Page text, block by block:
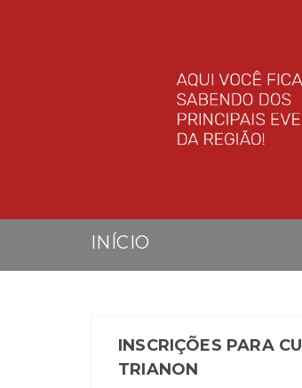
INÍCIO
INSCRIÇÕES PARA
TRIANON